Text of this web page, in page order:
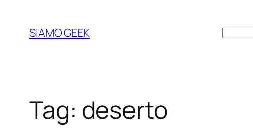
contenuto
SIAMO GEEK Cerca
Tag: deserto